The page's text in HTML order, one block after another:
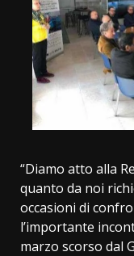
“Diamo atto alla
quanto da noi
occasioni di
l’importante
marzo scorso dal